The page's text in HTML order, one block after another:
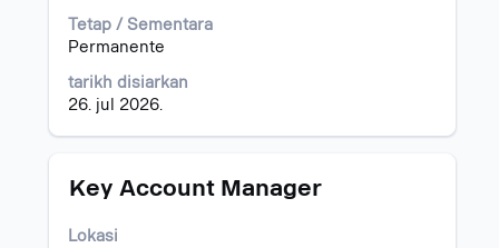
Tetap / Sementara
Permanente
tarikh disiarkan
26. jul 2026.
melihat
kandungan
bagi
maklumat
kerja.
Jawatan
Key Account Manager
Lokasi
Pilih
dengan
bar